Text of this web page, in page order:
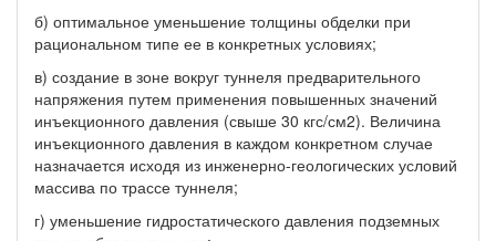
б) оптимальное уменьшение толщины обделки при
рациональном типе ее в конкретных условиях;
в) создание в зоне вокруг туннеля предварительного
напряжения путем применения повышенных значений
инъекционного давления (свыше 30 кгс/см2). Величина
инъекционного давления в каждом конкретном случае
назначается исходя из инженерно-геологических условий
массива по трассе туннеля;
г) уменьшение гидростатического давления подземных